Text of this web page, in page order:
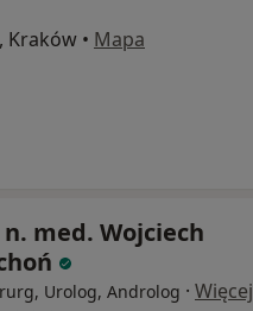
Kraków • Mapa
med. Wojciech
Urolog, Androlog · Więcej